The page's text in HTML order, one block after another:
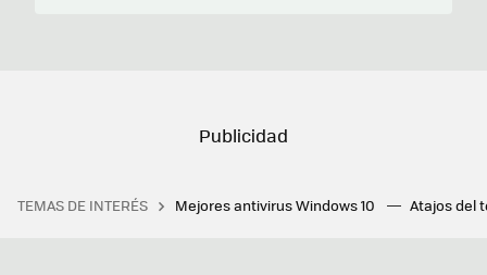
TEMAS DE INTERÉS Mejores antivirus Windows 10 Atajos del